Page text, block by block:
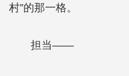
村”的那一格。
担当——